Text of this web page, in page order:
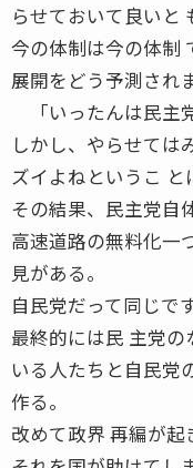
らせておいて良いと
今の体制は今の体
展開をどう予測され
「いったんは民主
しかし、やらせては
ズイよねというこ と
その結果、民主党自
高速道路の無料化一
見がある。
自民党だって同じです
最終的には民 主党
いる人たちと自民党
作る。
改めて政界 再編が起